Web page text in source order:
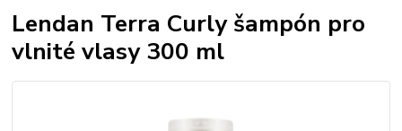
Lendan Terra Curly šampón pro
vlnité vlasy 300 ml